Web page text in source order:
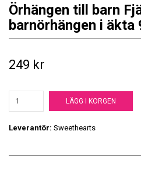
Örhängen till barn
barnörhängen i äkta
249 kr
LÄGG I KORGEN
Leverantör: Sweethearts